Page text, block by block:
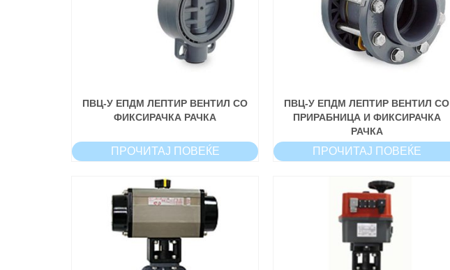
ПВЦ-У ЕПДМ ЛЕПТИР ВЕНТИЛ СО
ФИКСИРАЧКА РАЧКА
ПРОЧИТАЈ ПОВЕЌЕ
ПВЦ-У ЕПДМ ЛЕПТИР ВЕНТИЛ СО
ПРИРАБНИЦА И ФИКСИРАЧКА
РАЧКА
ПРОЧИТАЈ ПОВЕЌЕ